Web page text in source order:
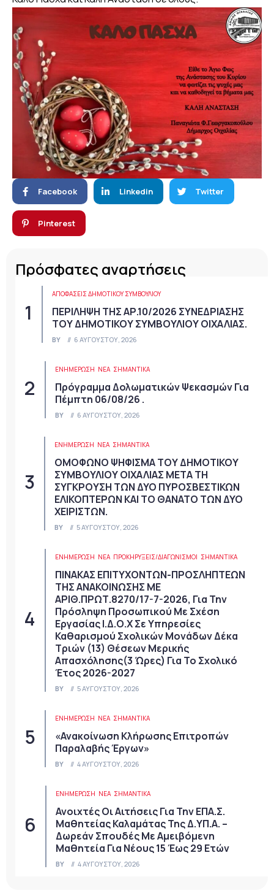
Facebook Linkedin Twitter
Pinterest
Πρόσφατες αναρτήσεις
ΑΠΟΦΆΣΕΙΣ ΔΗΜΟΤΙΚΟΎ ΣΥΜΒΟΥΛΊΟΥ
ΠΕΡΙΛΗΨΗ ΤΗΣ ΑΡ.10/2026 ΣΥΝΕΔΡΙΑΣΗΣ
ΤΟΥ ΔΗΜΟΤΙΚΟΥ ΣΥΜΒΟΥΛΙΟΥ ΟΙΧΑΛΙΑΣ.
BY 6 ΑΥΓΟΎΣΤΟΥ, 2026
ΕΝΗΜΕΡΩΣΗ ΝΈΑ ΣΗΜΑΝΤΙΚΆ
Πρόγραμμα Δολωματικών Ψεκασμών Για
Πέμπτη 06/08/26 .
BY 6 ΑΥΓΟΎΣΤΟΥ, 2026
ΕΝΗΜΕΡΩΣΗ ΝΈΑ ΣΗΜΑΝΤΙΚΆ
ΟΜΟΦΩΝΟ ΨΗΦΙΣΜΑ ΤΟΥ ΔΗΜΟΤΙΚΟΥ
ΣΥΜΒΟΥΛΙΟΥ ΟΙΧΑΛΙΑΣ ΜΕΤΑ ΤΗ
ΣΥΓΚΡΟΥΣΗ ΤΩΝ ΔΥΟ ΠΥΡΟΣΒΕΣΤΙΚΩΝ
ΕΛΙΚΟΠΤΕΡΩΝ ΚΑΙ ΤΟ ΘΑΝΑΤΟ ΤΩΝ ΔΥΟ
ΧΕΙΡΙΣΤΩΝ.
BY 5 ΑΥΓΟΎΣΤΟΥ, 2026
ΕΝΗΜΕΡΩΣΗ ΝΈΑ ΠΡΟΚΗΡΎΞΕΙΣ/ΔΙΑΓΩΝΙΣΜΟΊ ΣΗΜΑΝΤΙΚΆ
ΠΙΝΑΚΑΣ ΕΠΙΤΥΧΟΝΤΩΝ-ΠΡΟΣΛΗΠΤΕΩΝ
ΤΗΣ ΑΝΑΚΟΙΝΩΣΗΣ ΜΕ
ΑΡΙΘ.ΠΡΩΤ.8270/17-7-2026, Για Την
Πρόσληψη Προσωπικού Με Σχέση
Εργασίας Ι.Δ.Ο.Χ Σε Υπηρεσίες
Καθαρισμού Σχολικών Μονάδων Δέκα
Τριών (13) Θέσεων Μερικής
Απασχόλησης(3 Ώρες) Για Το Σχολικό
Έτος 2026-2027
BY 5 ΑΥΓΟΎΣΤΟΥ, 2026
ΕΝΗΜΕΡΩΣΗ ΝΈΑ ΣΗΜΑΝΤΙΚΆ
«Ανακοίνωση Κλήρωσης Επιτροπών
Παραλαβής Έργων»
BY 4 ΑΥΓΟΎΣΤΟΥ, 2026
ΕΝΗΜΕΡΩΣΗ ΝΈΑ ΣΗΜΑΝΤΙΚΆ
Ανοιχτές Οι Αιτήσεις Για Την ΕΠΑ.Σ.
Μαθητείας Καλαμάτας Της Δ.ΥΠ.Α. –
Δωρεάν Σπουδές Με Αμειβόμενη
Μαθητεία Για Νέους 15 Έως 29 Ετών
BY 4 ΑΥΓΟΎΣΤΟΥ, 2026